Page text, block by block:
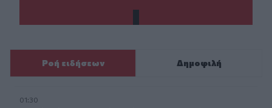
Ροή ειδήσεων Δημοφιλή
01:30